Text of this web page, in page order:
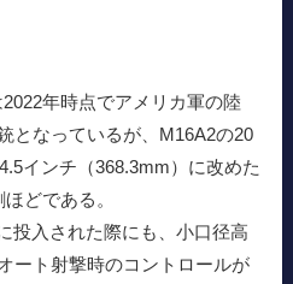
年時点でアメリカ軍の陸
となっているが、M16A2の20
インチ（368.3mm）に改めた
どである。
投入された際にも、小口径高
ート射撃時のコントロールが